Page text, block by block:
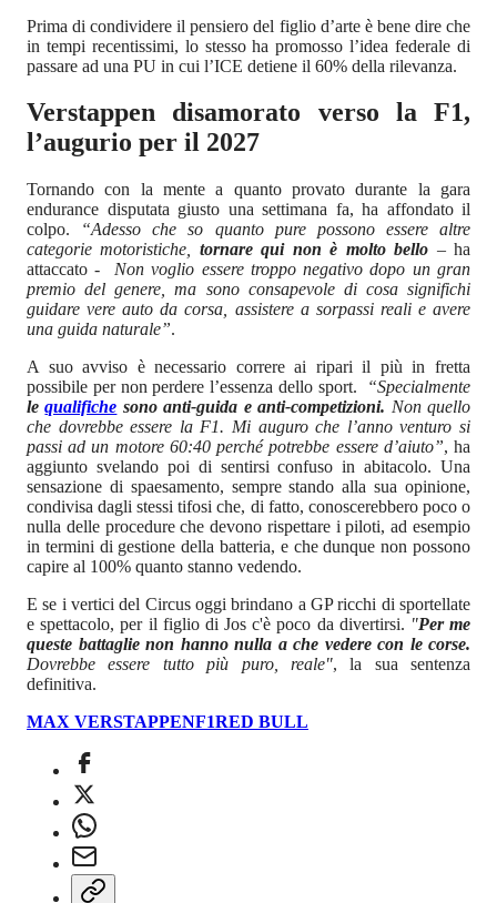
Prima di condividere il pensiero del figlio d’arte è bene dire che
in tempi recentissimi, lo stesso ha promosso l’idea federale di
passare ad una PU in cui l’ICE detiene il 60% della rilevanza.
Verstappen disamorato verso la F1,
l’augurio per il 2027
Tornando con la mente a quanto provato durante la gara
endurance disputata giusto una settimana fa, ha affondato il
colpo. “Adesso che so quanto pure possono essere altre
categorie motoristiche, tornare qui non è molto bello –ha
attaccato - Non voglio essere troppo negativo dopo un gran
premio del genere, ma sono consapevole di cosa significhi
guidare vere auto da corsa, assistere a sorpassi reali e avere
una guida naturale”.
A suo avviso è necessario correre ai ripari il più in fretta
possibile per non perdere l’essenza dello sport.
“Specialmente
lequalifiche sono anti-guida e anti-competizioni. Non quello
che dovrebbe essere la F1. Mi auguro che l’anno venturo si
passi ad un motore 60:40 perché potrebbe essere d’aiuto”, ha
aggiunto svelando poi di sentirsi confuso in abitacolo. Una
sensazione di spaesamento, sempre stando alla sua opinione,
condivisa dagli stessi tifosi che, di fatto, conoscerebbero poco o
nulla delle procedure che devono rispettare i piloti, ad esempio
in termini di gestione della batteria, e che dunque non possono
capire al 100% quanto stanno vedendo.
E se i vertici del Circus oggi brindano a GP ricchi di sportellate
e spettacolo, per il figlio di Jos c'è poco da divertirsi. "Per me
queste battaglie non hanno nulla a che vedere con le corse.
Dovrebbe essere tutto più puro, reale", la sua sentenza
definitiva.
MAX VERSTAPPENF1RED BULL